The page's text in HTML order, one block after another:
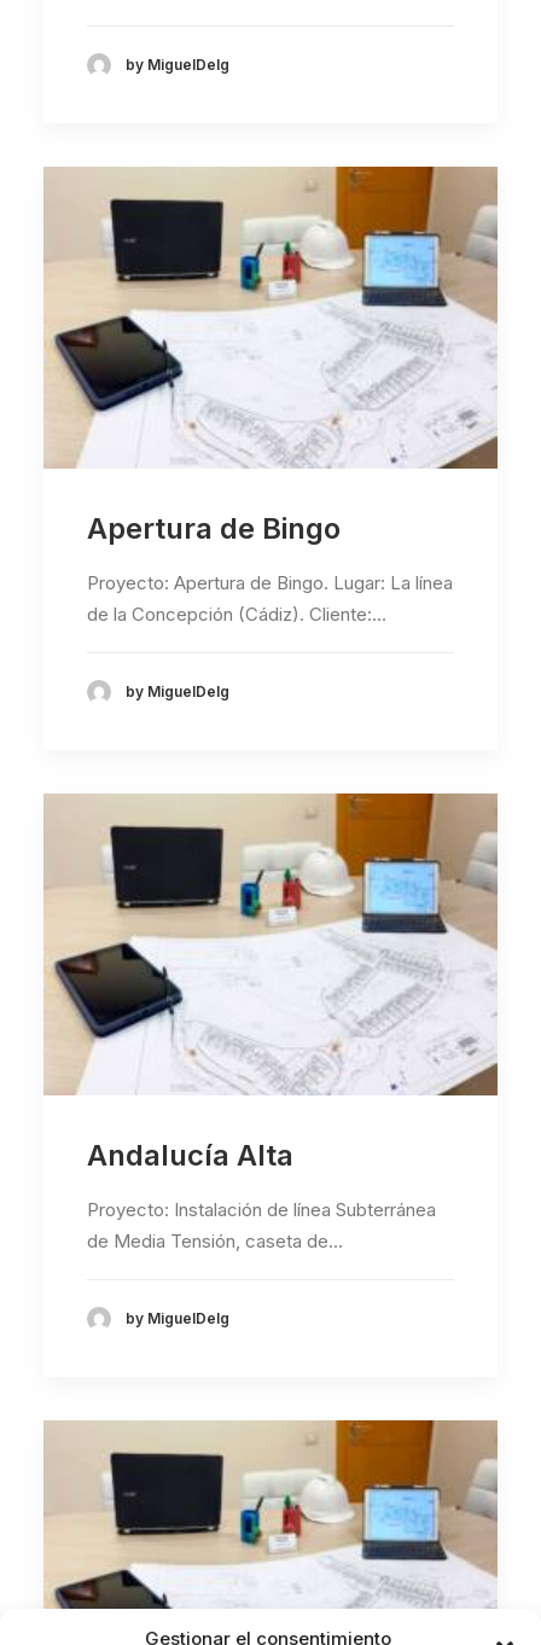
Gestionar el consentimiento
by MiguelDelg
Apertura de Bingo
Proyecto: Apertura de Bingo. Lugar: La línea
de la Concepción (Cádiz). Cliente:…
by MiguelDelg
Andalucía Alta
Proyecto: Instalación de línea Subterránea
de Media Tensión, caseta de…
by MiguelDelg